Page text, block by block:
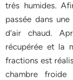
très humides.
passée dans
d’air chaud.
récupérée et la
fractions est
chambre